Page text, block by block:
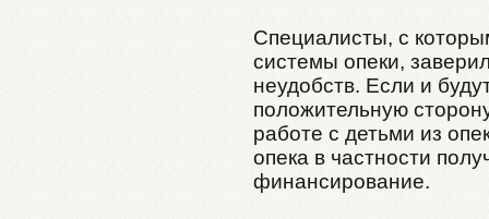
Специалисты, с
системы опеки,
неудобств. Если и
положительную
работе с детьми из
опека в частности
финансирование.